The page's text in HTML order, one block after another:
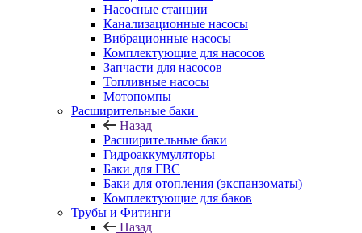
Насосные станции
Канализационные насосы
Вибрационные насосы
Комплектующие для насосов
Запчасти для насосов
Топливные насосы
Мотопомпы
Расширительные баки
Назад
Расширительные баки
Гидроаккумуляторы
Баки для ГВС
Баки для отопления (экспанзоматы)
Комплектующие для баков
Трубы и Фитинги
Назад